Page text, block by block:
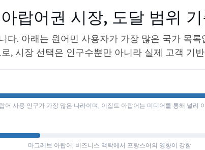
아랍어권 시장, 도달 범위
다. 아래는 원어민 사용자가 가장 많은 국가 목
, 시장 선택은 인구수뿐만 아니라 실제 고객 기
어 사용 인구가 가장 많은 나라이며, 이집트 아랍어는 미디어를 통해 널리
마그레브 아랍어, 비즈니스 맥락에서 프랑스어의 영향이 강함